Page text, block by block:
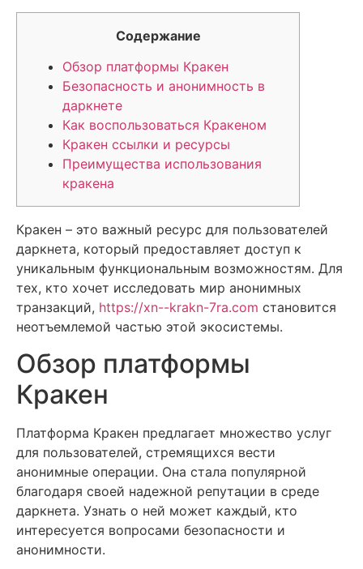
Содержание
Обзор платформы Кракен
Безопасность и анонимность в
даркнете
Как воспользоваться Кракеном
Кракен ссылки и ресурсы
Преимущества использования
кракена
Кракен – это важный ресурс для пользователей
даркнета, который предоставляет доступ к
уникальным функциональным возможностям. Для
тех, кто хочет исследовать мир анонимных
транзакций, https://xn--krakn-7ra.com становится
неотъемлемой частью этой экосистемы.
Обзор платформы
Кракен
Платформа Кракен предлагает множество услуг
для пользователей, стремящихся вести
анонимные операции. Она стала популярной
благодаря своей надежной репутации в среде
даркнета. Узнать о ней может каждый, кто
интересуется вопросами безопасности и
анонимности.